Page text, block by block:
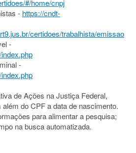
#/home/cnpj
- https://cndt-
certidoes/trabalhista/emissao
-
-
de Ações na Justiça Federal,
do CPF a data de nascimento.
para alimentar a pesquisa;
na busca automatizada.